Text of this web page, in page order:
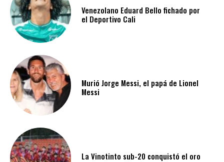
Venezolano Eduard Bello fichado por
el Deportivo Cali
Murió Jorge Messi, el papá de Lionel
Messi
La Vinotinto sub-20 conquistó el oro